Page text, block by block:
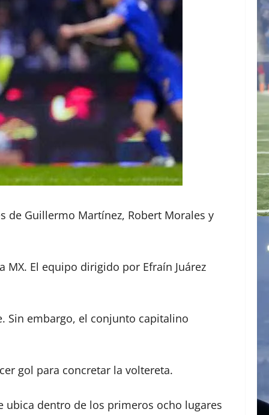
de Guillermo Martínez, Robert Morales y
El equipo dirigido por Efraín Juárez
Sin embargo, el conjunto capitalino
gol para concretar la voltereta.
ubica dentro de los primeros ocho lugares